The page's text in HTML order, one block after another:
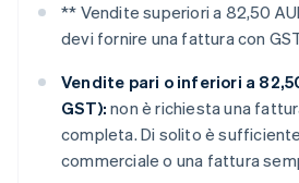
** Vendite superiori a 82,50
devi fornire una fattura con
Vendite pari o inferiori a
GST): non è richiesta una
completa. Di solito è
commerciale o una fattura